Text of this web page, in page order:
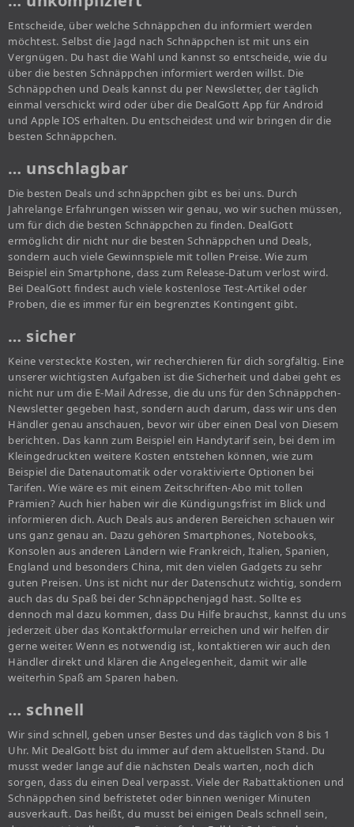
Entscheide, über welche Schnäppchen du informiert werden
möchtest. Selbst die Jagd nach Schnäppchen ist mit uns ein
Vergnügen. Du hast die Wahl und kannst so entscheide, wie du
über die besten Schnäppchen informiert werden willst. Die
Schnäppchen und Deals kannst du per Newsletter, der täglich
einmal verschickt wird oder über die DealGott App für Android
und Apple IOS erhalten. Du entscheidest und wir bringen dir die
besten Schnäppchen.
… unschlagbar
Die besten Deals und schnäppchen gibt es bei uns. Durch
Jahrelange Erfahrungen wissen wir genau, wo wir suchen müssen,
um für dich die besten Schnäppchen zu finden. DealGott
ermöglicht dir nicht nur die besten Schnäppchen und Deals,
sondern auch viele Gewinnspiele mit tollen Preise. Wie zum
Beispiel ein Smartphone, dass zum Release-Datum verlost wird.
Bei DealGott findest auch viele kostenlose Test-Artikel oder
Proben, die es immer für ein begrenztes Kontingent gibt.
… sicher
Keine versteckte Kosten, wir recherchieren für dich sorgfältig. Eine
unserer wichtigsten Aufgaben ist die Sicherheit und dabei geht es
nicht nur um die E-Mail Adresse, die du uns für den Schnäppchen-
Newsletter gegeben hast, sondern auch darum, dass wir uns den
Händler genau anschauen, bevor wir über einen Deal von Diesem
berichten. Das kann zum Beispiel ein Handytarif sein, bei dem im
Kleingedruckten weitere Kosten entstehen können, wie zum
Beispiel die Datenautomatik oder voraktivierte Optionen bei
Tarifen. Wie wäre es mit einem Zeitschriften-Abo mit tollen
Prämien? Auch hier haben wir die Kündigungsfrist im Blick und
informieren dich. Auch Deals aus anderen Bereichen schauen wir
uns ganz genau an. Dazu gehören Smartphones, Notebooks,
Konsolen aus anderen Ländern wie Frankreich, Italien, Spanien,
England und besonders China, mit den vielen Gadgets zu sehr
guten Preisen. Uns ist nicht nur der Datenschutz wichtig, sondern
auch das du Spaß bei der Schnäppchenjagd hast. Sollte es
dennoch mal dazu kommen, dass Du Hilfe brauchst, kannst du uns
jederzeit über das Kontaktformular erreichen und wir helfen dir
gerne weiter. Wenn es notwendig ist, kontaktieren wir auch den
Händler direkt und klären die Angelegenheit, damit wir alle
weiterhin Spaß am Sparen haben.
… schnell
Wir sind schnell, geben unser Bestes und das täglich von 8 bis 1
Uhr. Mit DealGott bist du immer auf dem aktuellsten Stand. Du
musst weder lange auf die nächsten Deals warten, noch dich
sorgen, dass du einen Deal verpasst. Viele der Rabattaktionen und
Schnäppchen sind befristetet oder binnen weniger Minuten
ausverkauft. Das heißt, du musst bei einigen Deals schnell sein,